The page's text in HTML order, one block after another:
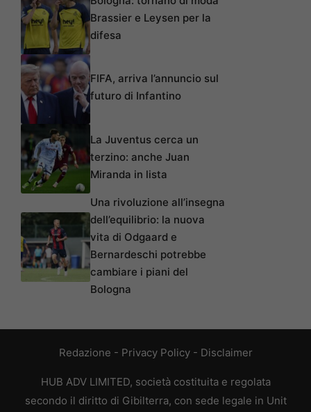
Brassier e Leysen per la
difesa
FIFA, arriva l’annuncio sul
futuro di Infantino
La Juventus cerca un
terzino: anche Juan
Miranda in lista
Una rivoluzione all’insegna
dell’equilibrio: la nuova
vita di Odgaard e
Bernardeschi potrebbe
cambiare i piani del
Bologna
Redazione - Privacy Policy- Disclaimer
HUB ADV LIMITED, società costituita e regolata
secondo il diritto di Gibilterra, con sede legale in Unit